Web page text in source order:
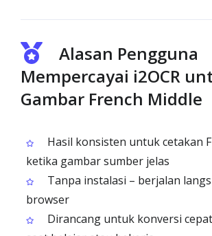
Alasan Pengguna
Mempercayai i2OCR
Gambar French Middle
Hasil konsisten untuk cetakan
ketika gambar sumber jelas
Tanpa instalasi – berjalan
browser
Dirancang untuk konversi